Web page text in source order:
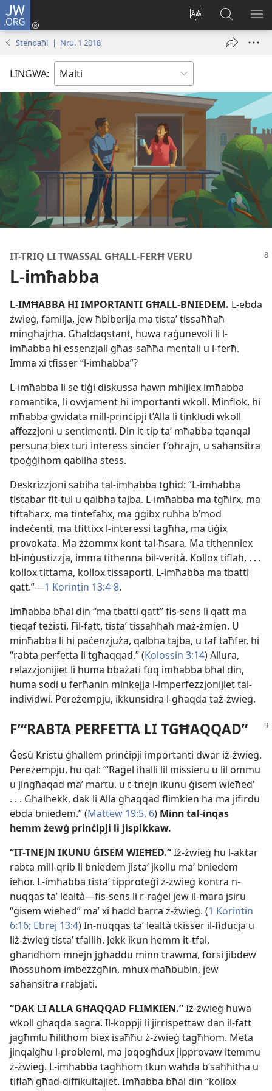
JW.ORG
Biddel
lingwa
Illoggja
(opens
Fittex
f’JW.ORG
Stenbaħ! | Nru. 1 2018
LINGWA:
IT-TRIQ LI TWASSAL GĦALL-FERĦ VERU
L-imħabba
L-​IMĦABBA HI IMPORTANTI GĦALL-​BNIEDEM. L-​ebda
żwieġ, familja, jew ħbiberija ma tistaʼ tissaħħaħ
mingħajrha. Għaldaqstant, huwa raġunevoli li l-​
imħabba hi essenzjali għas-​saħħa mentali u l-​ferħ.
Imma xi tfisser “l-​imħabba”?
L-​imħabba li se tiġi diskussa hawn mhijiex imħabba
romantika, li ovvjament hi importanti wkoll. Minflok, hi
mħabba gwidata mill-​prinċipji t’Alla li tinkludi wkoll
affezzjoni u sentimenti. Din it-​tip taʼ mħabba tqanqal
persuna biex turi interess sinċier f’oħrajn, u saħansitra
tpoġġihom qabilha stess.
Deskrizzjoni sabiħa tal-​imħabba tgħid: “L-​imħabba
tistabar fit-​tul u qalbha tajba. L-​imħabba ma tgħirx, ma
tiftaħarx, ma tintefaħx, ma ġġibx ruħha b’mod
indeċenti, ma tfittixx l-​interessi tagħha, ma tiġix
provokata. Ma żżommx kont tal-​ħsara. Ma tithenniex
bl-​inġustizzja, imma tithenna bil-​verità. Kollox tiflaħ, . . .
kollox tittama, kollox tissaporti. L-​imħabba ma tbatti
qatt.”—1 Korintin 13:4-8.
Imħabba bħal din “ma tbatti qatt” fis-​sens li qatt ma
tieqaf teżisti. Fil-​fatt, tistaʼ tissaħħaħ maż-​żmien. U
minħabba li hi paċenzjuża, qalbha tajba, u taf taħfer, hi
“rabta perfetta li tgħaqqad.” (Kolossin 3:14) Allura,
relazzjonijiet li huma bbażati fuq imħabba bħal din,
huma sodi u ferħanin minkejja l-​imperfezzjonijiet tal-​
individwi. Pereżempju, ikkunsidra l-​għaqda taż-​żwieġ.
F’“RABTA PERFETTA LI TGĦAQQAD”
Ġesù Kristu għallem prinċipji importanti dwar iż-​żwieġ.
Pereżempju, hu qal: “‘Raġel iħalli lil missieru u lil ommu
u jingħaqad maʼ martu, u t-​tnejn ikunu ġisem wieħed’
. . . Għalhekk, dak li Alla għaqqad flimkien ħa ma jifirdu
ebda bniedem.” (Mattew 19:5, 6) Minn tal-​inqas
hemm żewġ prinċipji li jispikkaw.
“IT-​TNEJN IKUNU ĠISEM WIEĦED.”Iż-​żwieġ hu l-​aktar
rabta mill-​qrib li bniedem jistaʼ jkollu maʼ bniedem
ieħor. L-​imħabba tistaʼ tipproteġi ż-​żwieġ kontra n-​
nuqqas taʼ lealtà—fis-​sens li r-​raġel jew il-​mara jsiru
“ġisem wieħed” maʼ xi ħadd barra ż-​żwieġ. (1 Korintin
6:16; Ebrej 13:4) In-​nuqqas taʼ lealtà tkisser il-​fiduċja u
liż-​żwieġ tistaʼ tfallih. Jekk ikun hemm it-​tfal,
għandhom mnejn jgħaddu minn trawma, forsi jibdew
iħossuhom imbeżżgħin, mhux maħbubin, jew
saħansitra rrabjati.
“DAK LI ALLA GĦAQQAD FLIMKIEN.”Iż-​żwieġ huwa
wkoll għaqda sagra. Il-​koppji li jirrispettaw dan il-​fatt
jagħmlu ħilithom biex isaħħu ż-​żwieġ tagħhom. Meta
jinqalgħu l-​problemi, ma joqogħdux jipprovaw itemmu
ż-​żwieġ. L-​imħabba tagħhom tkun waħda b’saħħitha u
tiflaħ għad-​diffikultajiet. Imħabba bħal din “kollox